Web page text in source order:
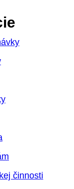
činnosti